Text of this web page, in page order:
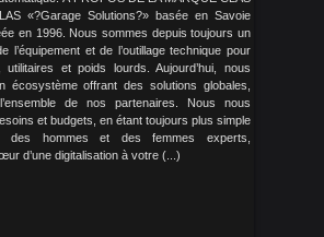
«?Garage Solutions?» basée en Savoie
en 1996. Nous sommes depuis toujours un
l’équipement et de l’outillage technique pour
utilitaires et poids lourds. Aujourd’hui, nous
écosystème offrant des solutions globales,
de nos partenaires. Nous nous
et budgets, en étant toujours plus simple
hommes et des femmes experts,
d’une digitalisation à votre (...)